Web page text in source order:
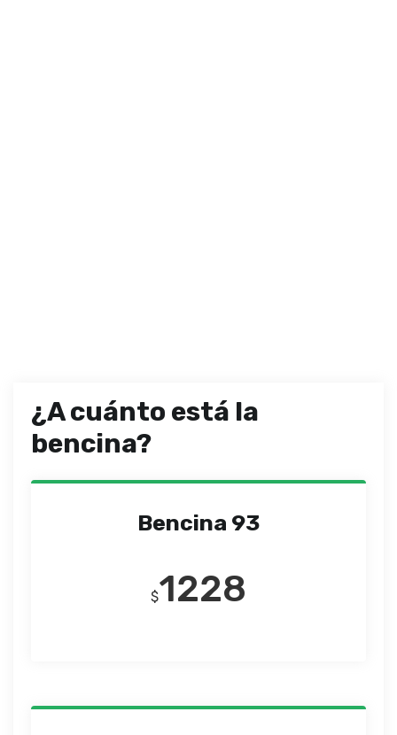
¿A cuánto está la
bencina?
Bencina 93
$1228